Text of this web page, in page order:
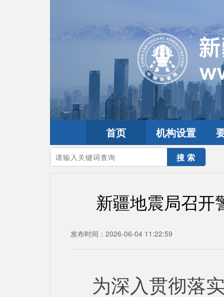
首页 机构设置
您的当前位置：首页>要闻动态
新疆地震局召开
发布时间：2026-06-04 11:22:59
为深入贯彻落